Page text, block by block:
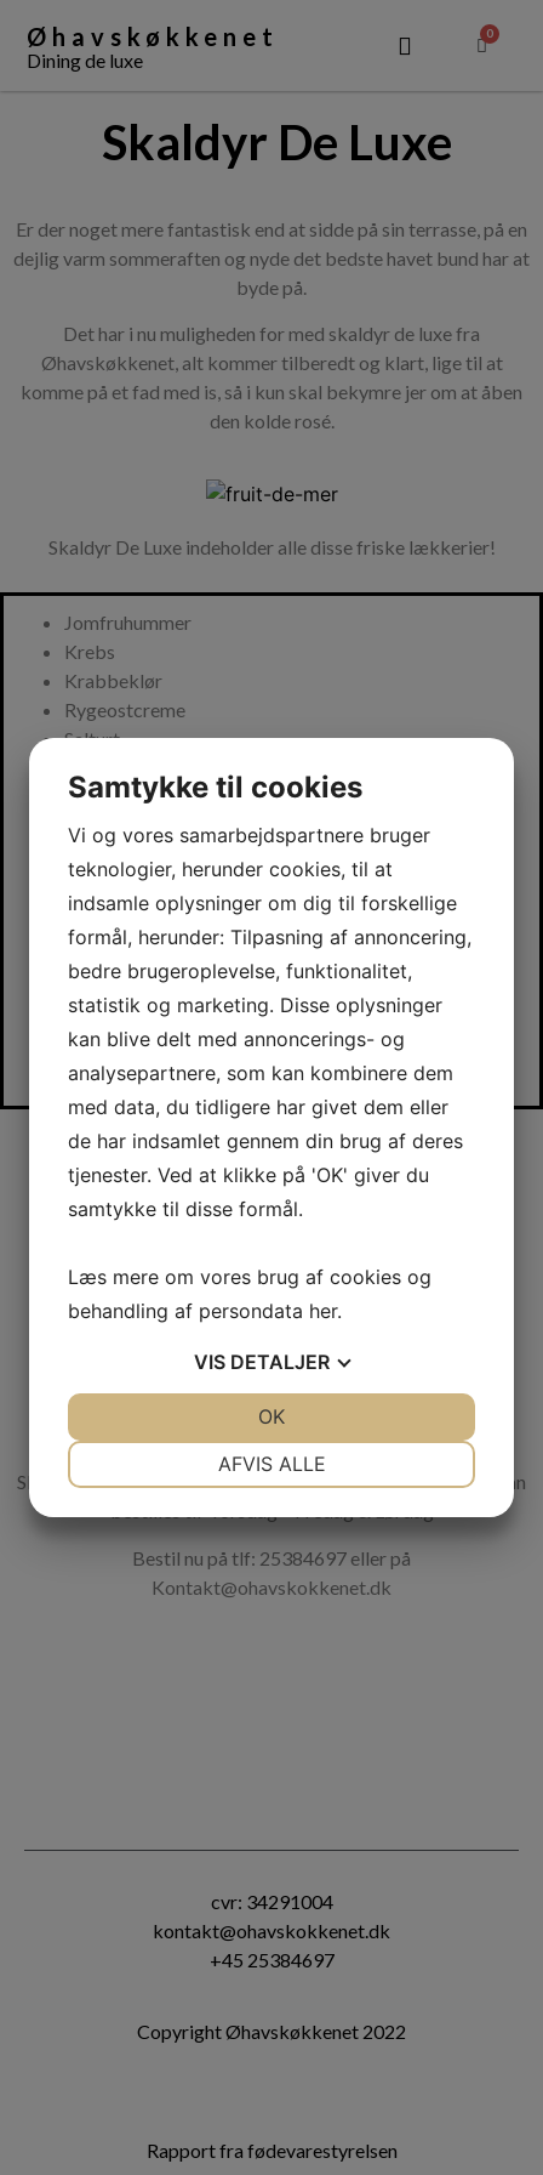
Øhavskøkkenet
Dining de luxe
0
Skaldyr De Luxe
Er der noget mere fantastisk end at sidde på sin terrasse, på en
dejlig varm sommeraften og nyde det bedste havet bund har at
byde på.
Det har i nu muligheden for med skaldyr de luxe fra
Øhavskøkkenet, alt kommer tilberedt og klart, lige til at
komme på et fad med is, så i kun skal bekymre jer om at åben
den kolde rosé.
Skaldyr De Luxe indeholder alle disse friske lækkerier!
Jomfruhummer
Krebs
Krabbeklør
Rygeostcreme
Salturt
Røget skalrejer
Hvidvinsdampede muslinger
Tomat/espelette mayo
Cremefraiche med urter
Grillet citron
Løvstikke Mayo
Friske krydderurter
Friskbagt brød
Pisket smør med havsalt
450kr per person
Caviar125kreller østers 25krper stk
Vær opmærksom på, at der er en minimumsbestilling på 2
Skaldyr De Luxe bestilles senest kl. 20.00 3 dage før – Der kan
Bestil nu på tlf: 25384697 eller på
Kontakt@ohavskokkenet.dk
cvr: 34291004
kontakt@ohavskokkenet.dk
+45 25384697
Copyright Øhavskøkkenet 2022
Rapport fra fødevarestyrelsen
Samtykke til cookies
Vi og vores samarbejdspartnere bruger
teknologier, herunder cookies, til at
indsamle oplysninger om dig til forskellige
formål, herunder: Tilpasning af annoncering,
bedre brugeroplevelse, funktionalitet,
statistik og marketing. Disse oplysninger
kan blive delt med annoncerings- og
analysepartnere, som kan kombinere dem
med data, du tidligere har givet dem eller
de har indsamlet gennem din brug af deres
tjenester. Ved at klikke på 'OK' giver du
samtykke til disse formål.
Læs mere om vores brug af cookies og
behandling af persondata her.
VIS DETALJER
AFVIS ALLE
OK